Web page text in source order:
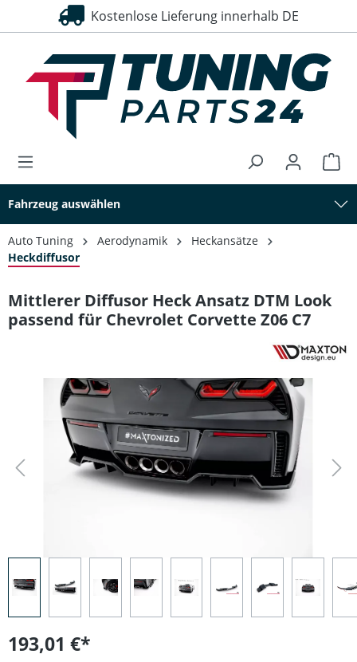
springen Kostenlose Lieferung innerhalb DE
Fahrzeug auswählen
Auto Tuning Aerodynamik
Heckansätze
Heckdiffusor
Mittlerer Diffusor Heck Ansatz DTM Look
passend für Chevrolet Corvette Z06 C7
Bildergalerie überspringen
193,01 €*